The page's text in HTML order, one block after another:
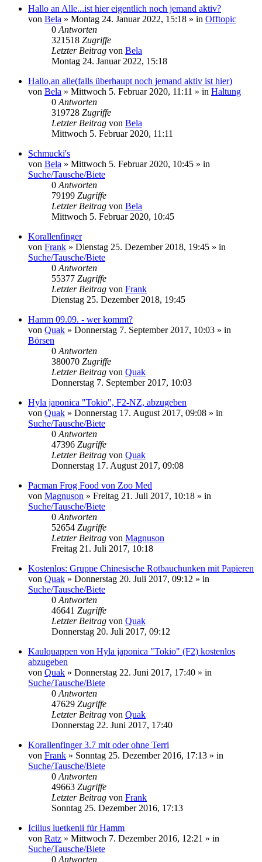
Hallo an Alle...ist hier eigentlich noch jemand aktiv?
von Bela » Montag 24. Januar 2022, 15:18 » in Offtopic
0 Antworten
321518 Zugriffe
Letzter Beitrag von Bela
Montag 24. Januar 2022, 15:18
Hallo,an alle(falls überhaupt noch jemand aktiv ist hier)
von Bela » Mittwoch 5. Februar 2020, 11:11 » in Haltung
0 Antworten
319728 Zugriffe
Letzter Beitrag von Bela
Mittwoch 5. Februar 2020, 11:11
Schmucki's
von Bela » Mittwoch 5. Februar 2020, 10:45 » in
Suche/Tausche/Biete
0 Antworten
79199 Zugriffe
Letzter Beitrag von Bela
Mittwoch 5. Februar 2020, 10:45
Korallenfinger
von Frank » Dienstag 25. Dezember 2018, 19:45 » in
Suche/Tausche/Biete
0 Antworten
55377 Zugriffe
Letzter Beitrag von Frank
Dienstag 25. Dezember 2018, 19:45
Hamm 09.09. - wer kommt?
von Quak » Donnerstag 7. September 2017, 10:03 » in
Börsen
0 Antworten
380070 Zugriffe
Letzter Beitrag von Quak
Donnerstag 7. September 2017, 10:03
Hyla japonica "Tokio", F2-NZ, abzugeben
von Quak » Donnerstag 17. August 2017, 09:08 » in
Suche/Tausche/Biete
0 Antworten
47396 Zugriffe
Letzter Beitrag von Quak
Donnerstag 17. August 2017, 09:08
Pacman Frog Food von Zoo Med
von Magnuson » Freitag 21. Juli 2017, 10:18 » in
Suche/Tausche/Biete
0 Antworten
52654 Zugriffe
Letzter Beitrag von Magnuson
Freitag 21. Juli 2017, 10:18
Kostenlos: Gruppe Chinesische Rotbauchunken mit Papieren
von Quak » Donnerstag 20. Juli 2017, 09:12 » in
Suche/Tausche/Biete
0 Antworten
46641 Zugriffe
Letzter Beitrag von Quak
Donnerstag 20. Juli 2017, 09:12
Kaulquappen von Hyla japonica "Tokio" (F2) kostenlos
abzugeben
von Quak » Donnerstag 22. Juni 2017, 17:40 » in
Suche/Tausche/Biete
0 Antworten
47629 Zugriffe
Letzter Beitrag von Quak
Donnerstag 22. Juni 2017, 17:40
Korallenfinger 3.7 mit oder ohne Terri
von Frank » Sonntag 25. Dezember 2016, 17:13 » in
Suche/Tausche/Biete
0 Antworten
49663 Zugriffe
Letzter Beitrag von Frank
Sonntag 25. Dezember 2016, 17:13
Icilius luetkenii für Hamm
von Ratz » Mittwoch 7. Dezember 2016, 12:21 » in
Suche/Tausche/Biete
0 Antworten